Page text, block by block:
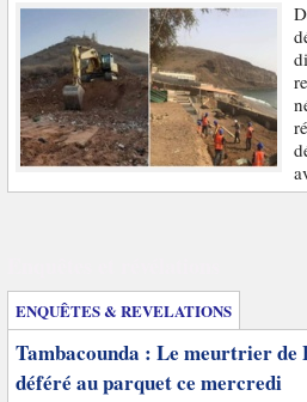
ENQUÊTES & REVELATIONS
Tambacounda : Le meurtrier de
déféré au parquet ce mercredi